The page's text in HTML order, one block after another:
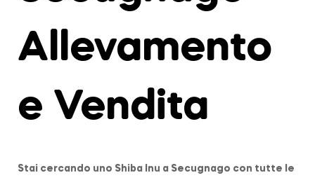
Allevamento
e Vendita
Stai cercando uno Shiba Inu a Secugnago con tutte le